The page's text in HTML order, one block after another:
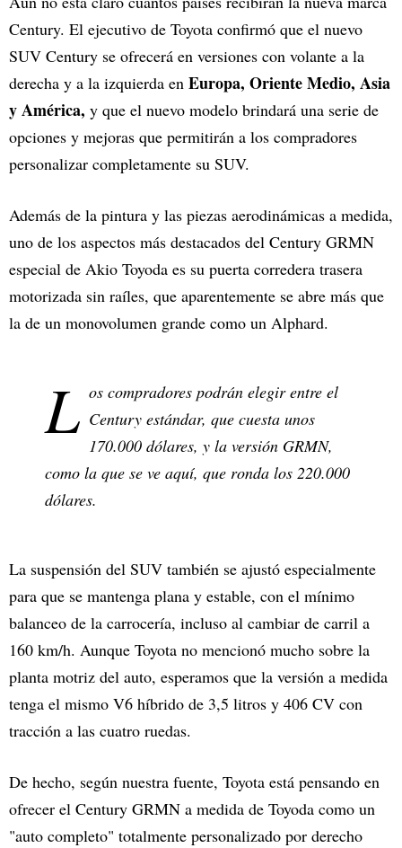
Century. El ejecutivo de Toyota confirmó que el nuevo
SUV Century se ofrecerá en versiones con volante a la
derecha y a la izquierda en Europa, Oriente Medio, Asia
y América, y que el nuevo modelo brindará una serie de
opciones y mejoras que permitirán a los compradores
personalizar completamente su SUV.
Además de la pintura y las piezas aerodinámicas a medida,
uno de los aspectos más destacados del Century GRMN
especial de Akio Toyoda es su puerta corredera trasera
motorizada sin raíles, que aparentemente se abre más que
la de un monovolumen grande como un Alphard.
L os compradores podrán elegir entre el
Century estándar, que cuesta unos
170.000 dólares, y la versión GRMN,
como la que se ve aquí, que ronda los 220.000
dólares.
La suspensión del SUV también se ajustó especialmente
para que se mantenga plana y estable, con el mínimo
balanceo de la carrocería, incluso al cambiar de carril a
160 km/h. Aunque Toyota no mencionó mucho sobre la
planta motriz del auto, esperamos que la versión a medida
tenga el mismo V6 híbrido de 3,5 litros y 406 CV con
tracción a las cuatro ruedas.
De hecho, según nuestra fuente, Toyota está pensando en
ofrecer el Century GRMN a medida de Toyoda como un
"auto completo" totalmente personalizado por derecho